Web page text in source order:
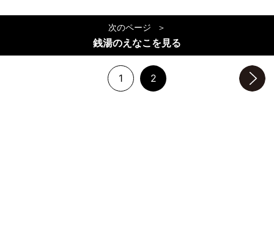
次のページ
銭湯のえなこを見る
1 2